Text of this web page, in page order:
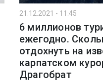
21.12.2021 - 11:45
6 миллионов
ежегодно.
отдохнуть на
карпатском
Драгобрат